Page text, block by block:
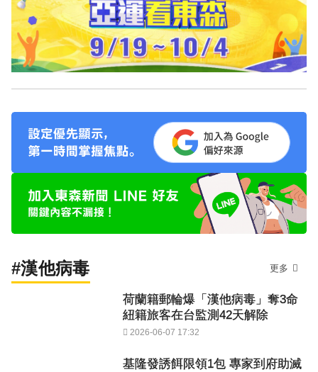
#漢他病毒 更多
荷蘭籍郵輪爆「漢他病毒」奪3命
紐籍旅客在台監測42天解除
2026-06-07 17:32
基隆發誘餌限領1包 專家到府助滅